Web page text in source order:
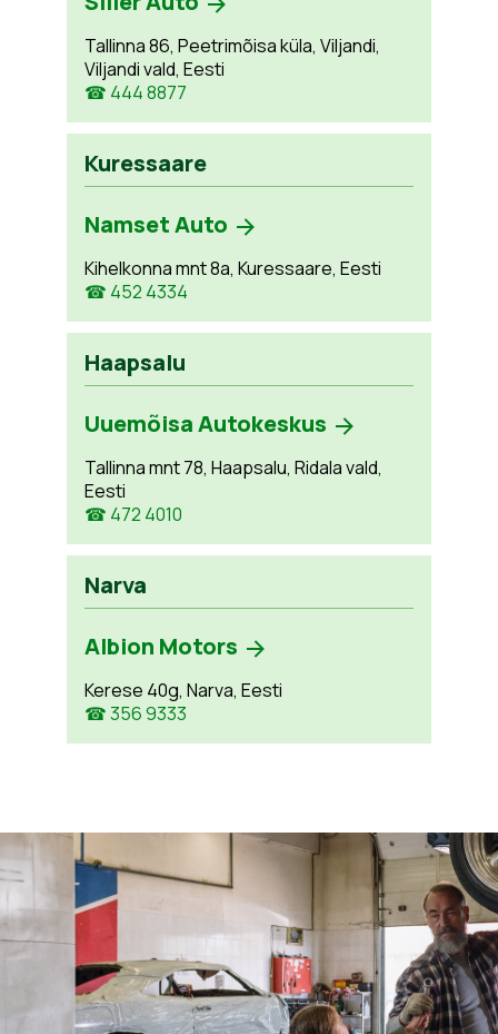
Tallinna 86, Peetrimõisa küla, Viljandi,
Viljandi vald, Eesti
☎ 444 8877
Kuressaare
Namset Auto
Kihelkonna mnt 8a, Kuressaare, Eesti
☎ 452 4334
Haapsalu
Uuemõisa Autokeskus
Tallinna mnt 78, Haapsalu, Ridala vald,
Eesti
☎ 472 4010
Narva
Albion Motors
Kerese 40g, Narva, Eesti
☎ 356 9333